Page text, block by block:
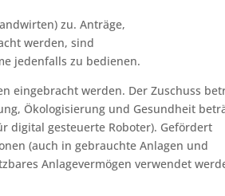
zu. Anträge,
werden, sind
jedenfalls zu bedienen.
eingebracht werden. Der Zuschuss
Ökologisierung und Gesundheit
digital gesteuerte Roboter). Gefördert
(auch in gebrauchte Anlagen und
Anlagevermögen verwendet